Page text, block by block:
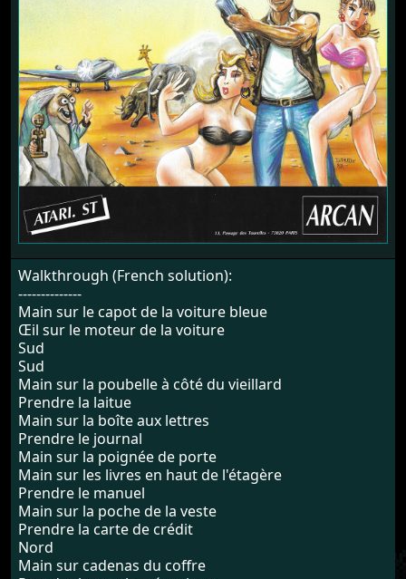
Walkthrough (French solution):
--------------
Main sur le capot de la voiture bleue
Œil sur le moteur de la voiture
Sud
Sud
Main sur la poubelle à côté du vieillard
Prendre la laitue
Main sur la boîte aux lettres
Prendre le journal
Main sur la poignée de porte
Main sur les livres en haut de l'étagère
Prendre le manuel
Main sur la poche de la veste
Prendre la carte de crédit
Nord
Main sur cadenas du coffre